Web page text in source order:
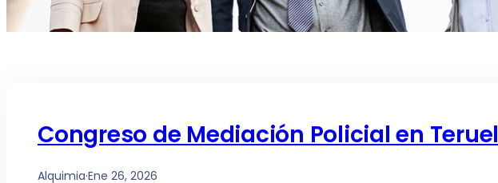
Congreso de Mediación Policial en Teruel
Alquimia·Ene 26, 2026